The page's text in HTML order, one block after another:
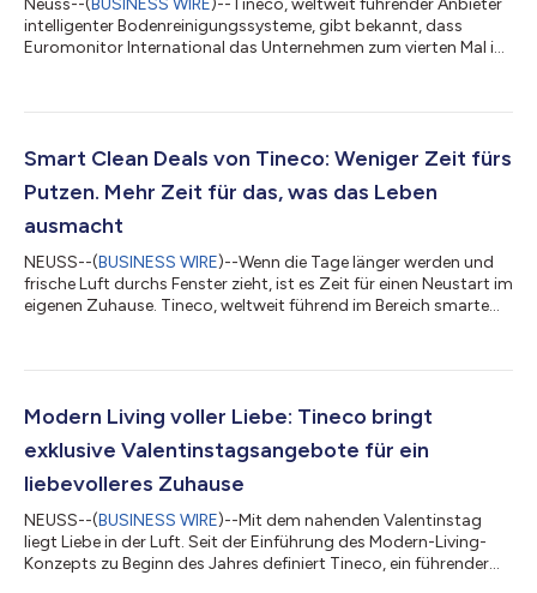
intelligenter Bodenreinigungssysteme, gibt bekannt, dass
Euromonitor International das Unternehmen zum vierten Mal in
Anerkennung durch einen der führenden unabhängigen Anbieter
Führungsposition und Wachstumsdynamik innerhalb der
globalen Smart-Home-Kategorie. In den vergangenen...
Smart Clean Deals von Tineco: Weniger Zeit fürs
Putzen. Mehr Zeit für das, was das Leben
ausmacht
NEUSS--(BUSINESS WIRE)--Wenn die Tage länger werden und
frische Luft durchs Fenster zieht, ist es Zeit für einen Neustart im
eigenen Zuhause. Tineco, weltweit führend im Bereich smarte
Aktionspreisen. Tinecos „Modern Living“-Philosophie versteht
komfortablen, modernen Lebensstils. Smarte Geräte sollen sich
der Routine anpassen u...
Modern Living voller Liebe: Tineco bringt
exklusive Valentinstagsangebote für ein
liebevolleres Zuhause
NEUSS--(BUSINESS WIRE)--Mit dem nahenden Valentinstag
liegt Liebe in der Luft. Seit der Einführung des Modern-Living-
Konzepts zu Beginn des Jahres definiert Tineco, ein führender